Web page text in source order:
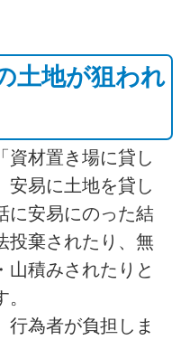
土地が狙われ
資材置き場に貸し
安易に土地を貸し
に安易にのった結
投棄されたり、無
山積みされたりと
行為者が負担しま